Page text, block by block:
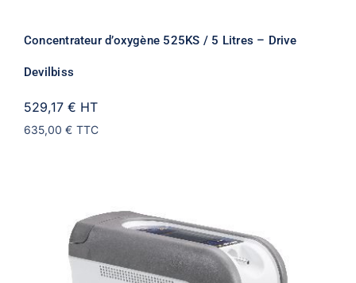
Concentrateur d’oxygène 525KS / 5 Litres – Drive
Devilbiss
529,17 € HT
635,00 € TTC